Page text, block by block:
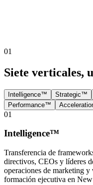
01
Siete verticales,
Intelligence™ Strategic™
Performance™
01
Intelligence™
Transferencia de
directivos, CEOs y líderes
operaciones de marketing
formación ejecutiva en